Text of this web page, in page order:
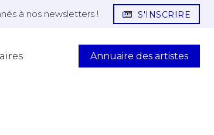
à nos newsletters ! S'INSCRIRE
Annuaire des artistes